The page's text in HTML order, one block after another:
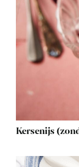
Kersenijs